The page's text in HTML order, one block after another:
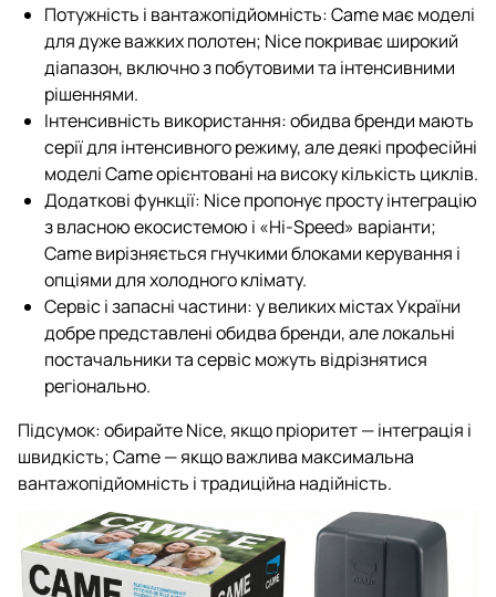
Потужність і вантажопідйомність: Came має моделі
для дуже важких полотен; Nice покриває широкий
діапазон, включно з побутовими та інтенсивними
рішеннями.
Інтенсивність використання: обидва бренди мають
серії для інтенсивного режиму, але деякі професійні
моделі Came орієнтовані на високу кількість циклів.
Додаткові функції: Nice пропонує просту інтеграцію
з власною екосистемою і «Hi-Speed» варіанти;
Came вирізняється гнучкими блоками керування і
опціями для холодного клімату.
Сервіс і запасні частини: у великих містах України
добре представлені обидва бренди, але локальні
постачальники та сервіс можуть відрізнятися
регіонально.
Підсумок: обирайте Nice, якщо пріоритет — інтеграція і
швидкість; Came — якщо важлива максимальна
вантажопідйомність і традиційна надійність.